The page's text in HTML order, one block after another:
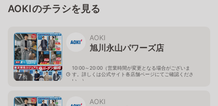
AOKIのチラシを見る
7枚
AOKI
旭川永山パワーズ店
10:00～20:00（営業時間が変更となる場合がございま
す。詳しくは公式サイト各店舗ページにてご確認くださ
い。）
AOKI